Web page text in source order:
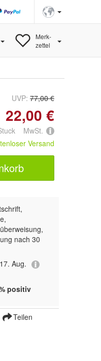
Merk-
zettel
UVP: 77,00 €
22,00 €
MwSt.
Versand
nach 30
Aug.
positiv
Teilen